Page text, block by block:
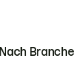
Nach Branche